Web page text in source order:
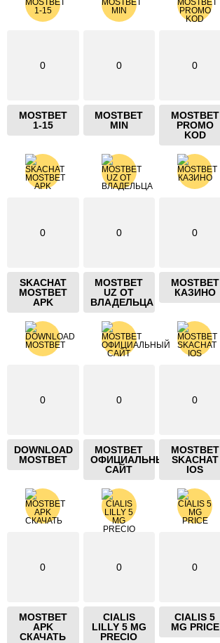
0
MOSTBET
1-15
0
MOSTBET
MIN
0
MOSTBET
PROMO
KOD
0
SKACHAT
MOSTBET
APK
0
MOSTBET
UZ ОТ
ВЛАДЕЛЬЦА
0
MOSTBET
КАЗИНО
0
DOWNLOAD
MOSTBET
0
MOSTBET
ОФИЦИАЛЬНЫЙ
САЙТ
0
MOSTBET
SKACHAT
IOS
0
MOSTBET
APK
СКАЧАТЬ
0
CIALIS
LILLY 5 MG
PRECIO
0
CIALIS 5
MG PRICE